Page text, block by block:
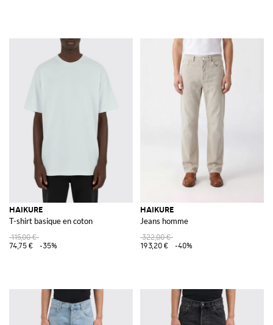
HAIKURE
T-shirt basique en coton
115,00 €
74,75 €
-35%
HAIKURE
Jeans homme
322,00 €
193,20 €
-40%